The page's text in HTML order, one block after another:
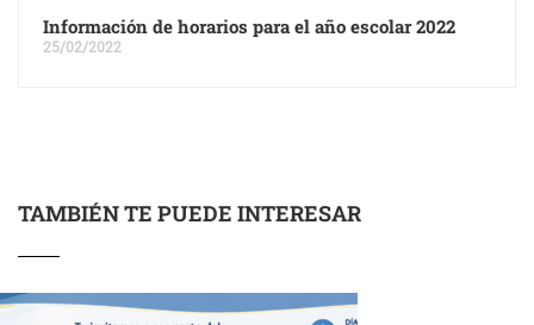
Información de horarios para el año escolar 2022
25/02/2022
TAMBIÉN TE PUEDE INTERESAR